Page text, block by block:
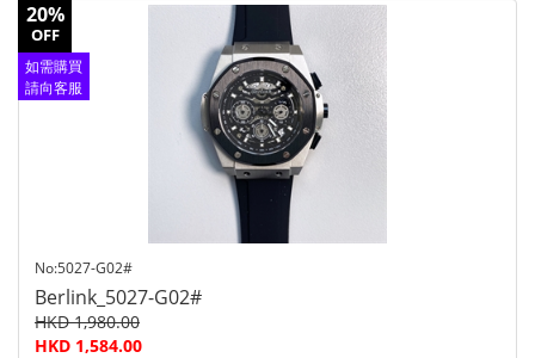
20%
OFF
如需購買
請向客服
No:5027-G02#
Berlink_5027-G02#
HKD 1,980.00
HKD 1,584.00